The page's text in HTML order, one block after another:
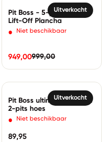
Uitverkocht
Pit Boss - 5-pits Ultimate
Lift-Off Plancha
• Niet beschikbaar
Normale prijs
999,00
Verkoopprijs
949,00
Uitverkocht
Pit Boss ultimate plancha
2-pits hoes
• Niet beschikbaar
Normale prijs
89,95